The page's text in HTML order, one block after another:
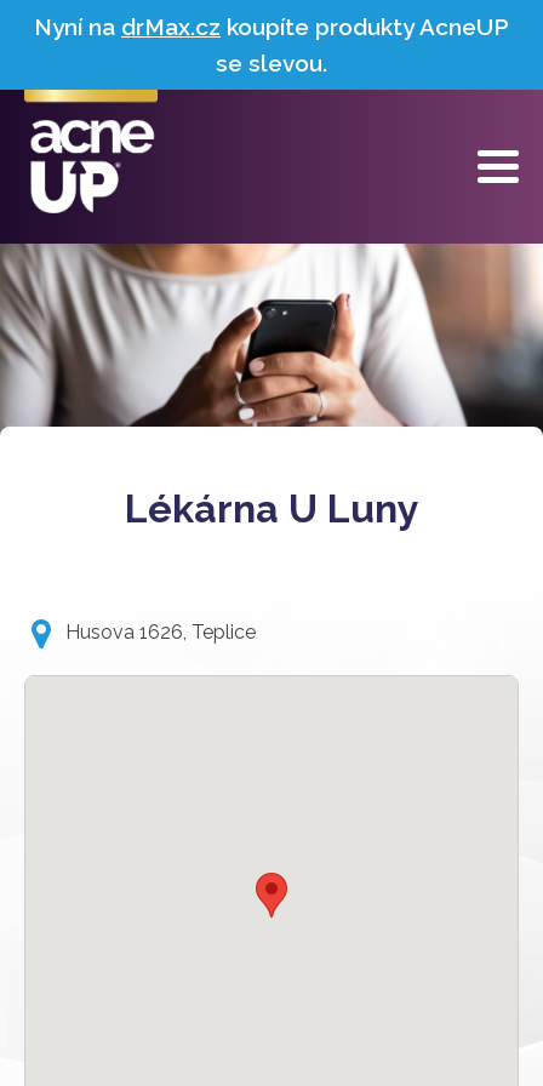
Nyní na drMax.cz koupíte produkty AcneUP
se slevou.
Lékárna U Luny
Husova 1626, Teplice